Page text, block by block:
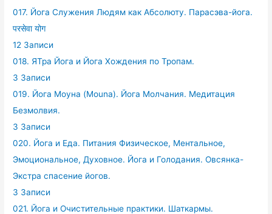
017. Йога Служения Людям как Абсолюту. Парасэва-йога.
परसेवा योग
12 Записи
018. ЯТра Йога и Йога Хождения по Тропам.
3 Записи
019. Йога Моуна (Mouna). Йога Молчания. Медитация
Безмолвия.
3 Записи
020. Йога и Еда. Питания Физическое, Ментальное,
Эмоциональное, Духовное. Йога и Голодания. Овсянка-
Экстра спасение йогов.
3 Записи
021. Йога и Очистительные практики. Шаткармы.